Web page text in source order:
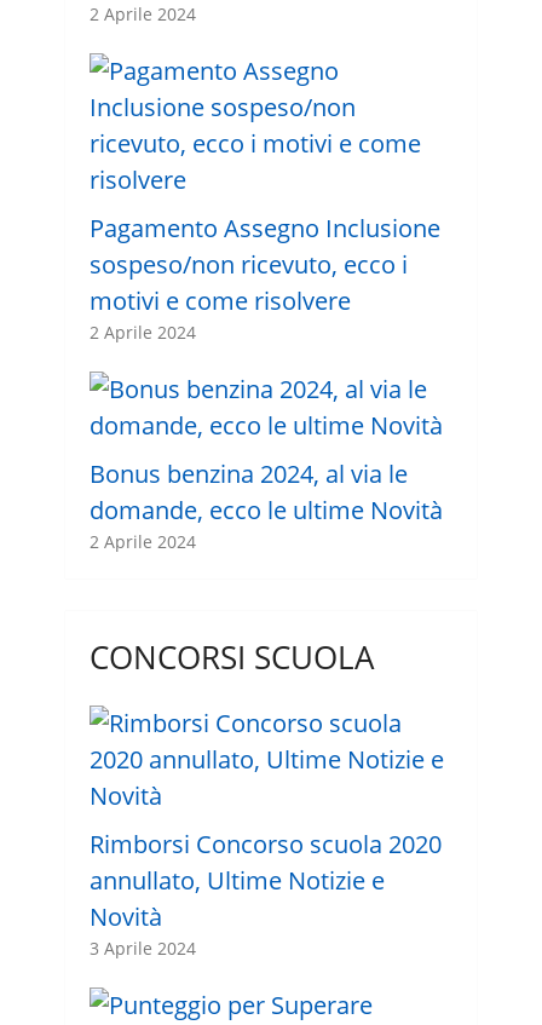
2 Aprile 2024
Pagamento Assegno Inclusione
sospeso/non ricevuto, ecco i
motivi e come risolvere
2 Aprile 2024
Bonus benzina 2024, al via le
domande, ecco le ultime Novità
2 Aprile 2024
CONCORSI SCUOLA
Rimborsi Concorso scuola 2020
annullato, Ultime Notizie e
Novità
3 Aprile 2024